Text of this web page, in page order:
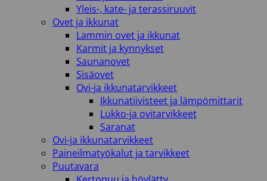
Yleis-, kate- ja terassiruuvit
Ovet ja ikkunat
Lammin ovet ja ikkunat
Karmit ja kynnykset
Saunanovet
Sisäovet
Ovi-ja ikkunatarvikkeet
Ikkunatiivisteet ja lämpömittarit
Lukko-ja ovitarvikkeet
Saranat
Ovi-ja ikkunatarvikkeet
Paineilmatyökalut ja tarvikkeet
Puutavara